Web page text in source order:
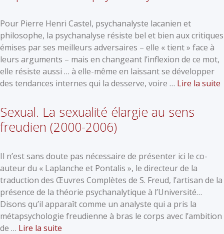
Pour Pierre Henri Castel, psychanalyste lacanien et
philosophe, la psychanalyse résiste bel et bien aux critiques
émises par ses meilleurs adversaires – elle « tient » face à
leurs arguments – mais en changeant l’inflexion de ce mot,
elle résiste aussi … à elle-même en laissant se développer
des tendances internes qui la desserve, voire … Lire la suite
Sexual. La sexualité élargie au sens
freudien (2000-2006)
Il n’est sans doute pas nécessaire de présenter ici le co-
auteur du « Laplanche et Pontalis », le directeur de la
traduction des Œuvres Complètes de S. Freud, l’artisan de la
présence de la théorie psychanalytique à l’Université…
Disons qu’il apparaît comme un analyste qui a pris la
métapsychologie freudienne à bras le corps avec l’ambition
de … Lire la suite